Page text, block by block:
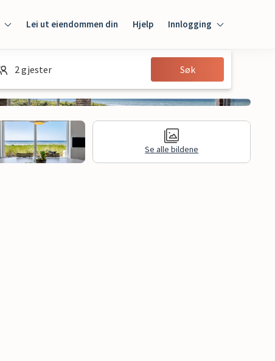
Lei ut eiendommen din Hjelp Innlogging
Innlogging
Gjest
2 gjester Søk
Se alle bildene